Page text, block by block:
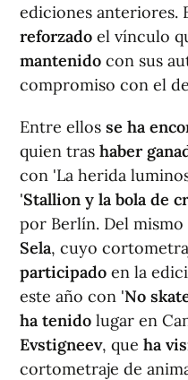
ediciones anteriores.
reforzado el vínculo
mantenido con sus
compromiso con el
Entre ellos se ha
quien tras haber
con 'La herida
'Stallion y la bola de
por Berlín. Del
Sela, cuyo
participado en la
este año con 'No
ha tenido lugar en
Evstigneev, que ha
cortometraje de